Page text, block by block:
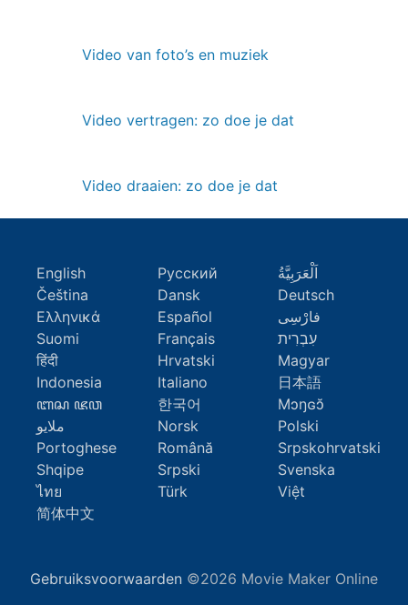
Video van foto’s en muziek
Video vertragen: zo doe je dat
Video draaien: zo doe je dat
English Русский
اَلْعَرَبِيَّةُ
Čeština
Dansk
Deutsch
Ελληνικά
Español
فارْسِى
Suomi
Français
עִבְרִית
हिंदी
Hrvatski
Magyar
Indonesia
Italiano
日本語
ꦧꦱ ꦗꦮ
한국어
Mɔŋɢɔ̆
ملايو
Norsk
Polski
Portoghese
Română
Srpskohrvatski
Shqipe
Srpski
Svenska
ไทย
Türk
Việt
简体中文
Gebruiksvoorwaarden ©2026 Movie Maker Online